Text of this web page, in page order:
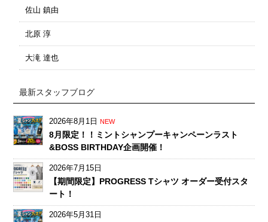
佐山 鎮由
北原 淳
大滝 達也
最新スタッフブログ
2026年8月1日 NEW
8月限定！！ミントシャンプーキャンペーンラスト
&BOSS BIRTHDAY企画開催！
2026年7月15日
【期間限定】PROGRESS Tシャツ オーダー受付スタ
ート！
2026年5月31日